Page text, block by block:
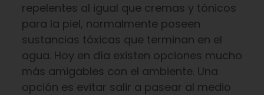
repelentes al igual que cremas y tónicos
para la piel, normalmente poseen
sustancias tóxicas que terminan en el
agua. Hoy en día existen opciones mucho
más amigables con el ambiente. Una
opción es evitar salir a pasear al medio